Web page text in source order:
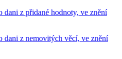
dani z přidané hodnoty, ve znění
dani z nemovitých věcí, ve znění